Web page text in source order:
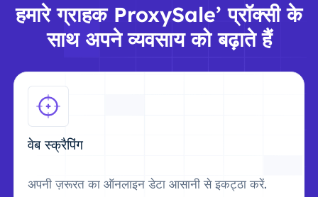
हमारे ग्राहक ProxySale’ प्रॉक्सी के
साथ अपने व्यवसाय को बढ़ाते हैं
वेब स्क्रैपिंग
अपनी ज़रूरत का ऑनलाइन डेटा आसानी से इकट्ठा करें.